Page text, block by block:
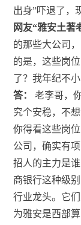
出身”吓退了，
网友“雅安土著
的那些大公司
的是，这些岗
了？我年纪不
答：
老李哥，
究个安稳，不
你得看这些岗
公司，确实有
招人的主力是
商银行这种级
行业龙头。它
为雅安是西部